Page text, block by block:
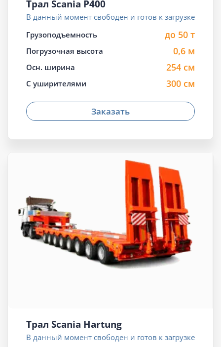
Трал Scania P400
В данный момент свободен и готов к загрузке
Грузоподъемность
до 50 т
Погрузочная высота 0,6 м
Осн. ширина 254 см
С уширителями 300 см
Заказать
Трал Scania Hartung
В данный момент свободен и готов к загрузке